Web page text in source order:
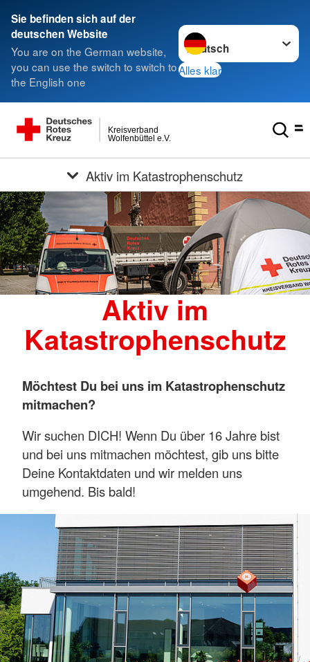
Sie befinden sich auf der
deutschen Website
You are on the German website,
you can use the switch to switch to
the English one
Sprache wechseln zu
Alles klar
Wolfenbüttel e.V.
Kreisverband
Aktiv im Katastrophenschutz
Aktiv im
Katastrophenschutz
Möchtest Du bei uns im Katastrophenschutz
mitmachen?
Wir suchen DICH! Wenn Du über 16 Jahre bist
und bei uns mitmachen möchtest, gib uns bitte
Deine Kontaktdaten und wir melden uns
umgehend. Bis bald!